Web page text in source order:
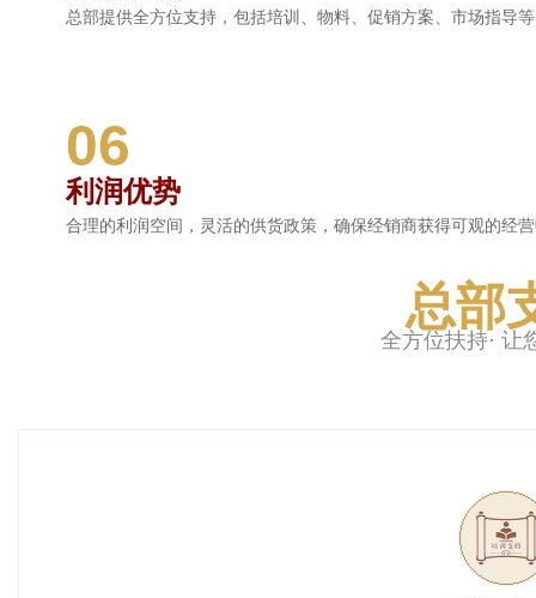
总部提供全方位支持，包括培训、物料、促销方案、市场指导
06
利润优势
合理的利润空间，灵活的供货政策，确保经销商获得可观的经
总部
全方位扶持· 让